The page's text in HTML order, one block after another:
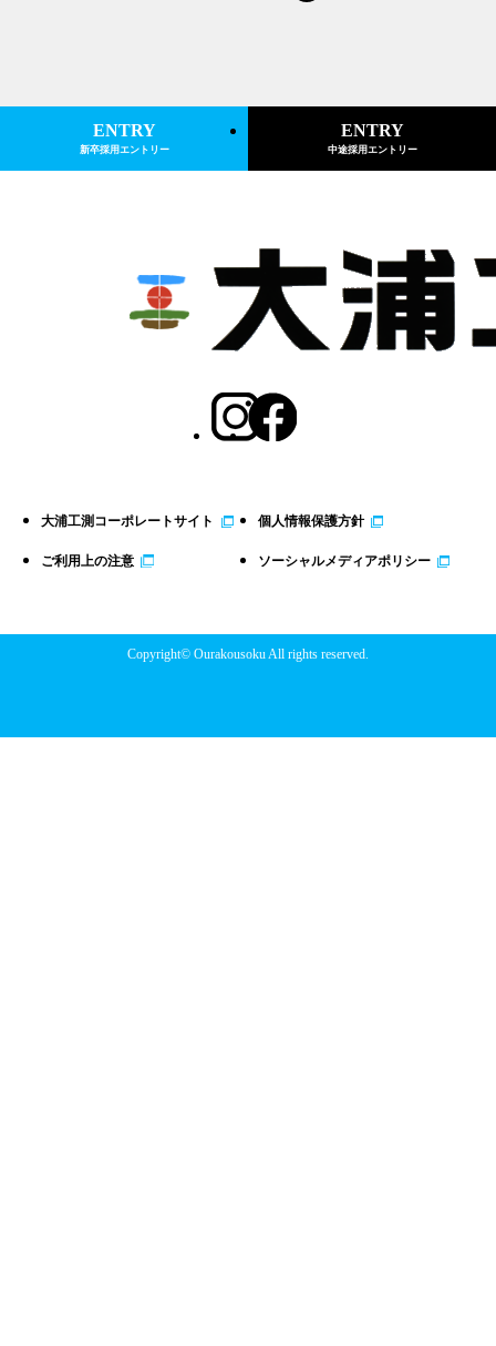
ENTRY
新卒採用エントリー
ENTRY
中途採用エントリー
大浦工測コーポレートサイト 個人情報保護方針
ご利用上の注意 ソーシャルメディアポリシー
Copyright© Ourakousoku All rights reserved.